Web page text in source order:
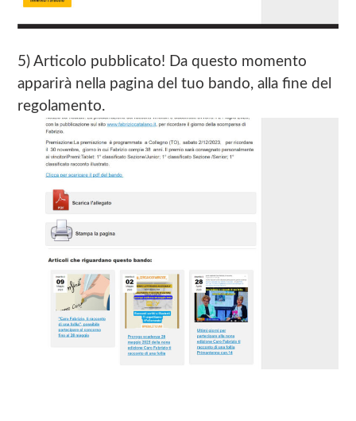
5) Articolo pubblicato! Da questo momento
apparirà nella pagina del tuo bando, alla fine del
regolamento.